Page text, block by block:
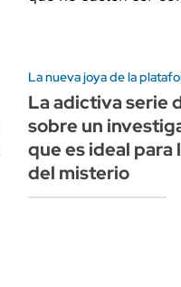
La nueva joya de la
La adictiva serie
sobre un
que es ideal para
del misterio